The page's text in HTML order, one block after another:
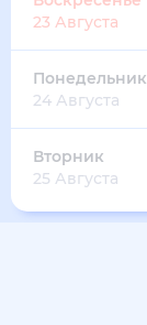
23 Августа
Понедельник
24 Августа
Вторник
25 Августа